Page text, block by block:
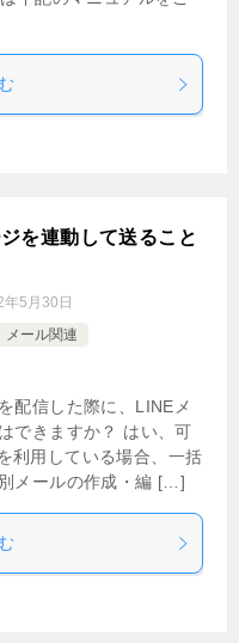
を連動して送ること
5月30日
メール関連
配信した際に、LINEメ
できますか？ はい、可
利用している場合、一括
メールの作成・編 […]